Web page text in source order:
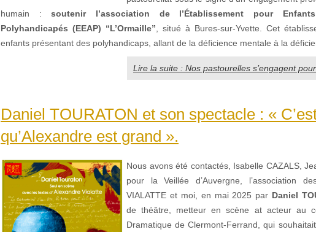
humain :soutenir l’association de l’Établissement pour
Polyhandicapés (EEAP) “L’Ormaille” , situé à Bures-sur-Yvette. Cet
enfants présentant des polyhandicaps, allant de la déficience mentale à la
Lire la suite : Nos pastourelles s’engagent
Daniel TOURATON et son spectacle : «
qu’Alexandre est grand ».
Nous avons été contactés, Isabelle CAZALS,
pour la Veillée d’Auvergne, l’association
VIALATTE et moi, en mai 2025 par Daniel
de théâtre, metteur en scène at acteur au
Dramatique de Clermont-Ferrand, qui